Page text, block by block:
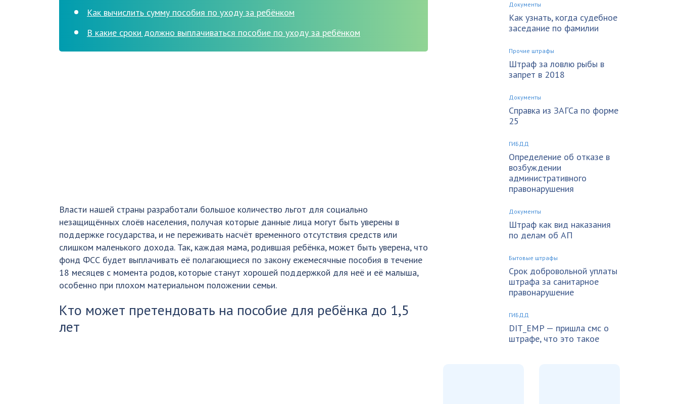
Как вычислить сумму пособия по уходу за ребёнком
В какие сроки должно выплачиваться пособие по уходу за ребёнком
Власти нашей страны разработали большое количество льгот для социально
незащищённых слоёв населения, получая которые данные лица могут быть уверены в
поддержке государства, и не переживать насчёт временного отсутствия средств или
слишком маленького дохода. Так, каждая мама, родившая ребёнка, может быть уверена, что
фонд ФСС будет выплачивать её полагающиеся по закону ежемесячные пособия в течение
18 месяцев с момента родов, которые станут хорошей поддержкой для неё и её малыша,
особенно при плохом материальном положении семьи.
Кто может претендовать на пособие для ребёнка до 1,5
лет
Документы
Как узнать, когда судебное
заседание по фамилии
Прочие штрафы
Штраф за ловлю рыбы в
запрет в 2018
Документы
Справка из ЗАГСа по форме
25
ГИБДД
Определение об отказе в
возбуждении
административного
правонарушения
Документы
Штраф как вид наказания
по делам об АП
Бытовые штрафы
Срок добровольной уплаты
штрафа за санитарное
правонарушение
ГИБДД
DIT_EMP — пришла смс о
штрафе, что это такое